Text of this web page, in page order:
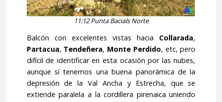
11:12 Punta Bacials Norte
Balcón con excelentes vistas hacia Collarada,
Partacua, Tendeñera, Monte Perdido, etc, pero
difícil de identificar en esta ocasión por las nubes,
aunque sí tenemos una buena panorámica de la
depresión de la Val Ancha y Estrecha, que se
extiende paralela a la cordillera pirenaica uniendo